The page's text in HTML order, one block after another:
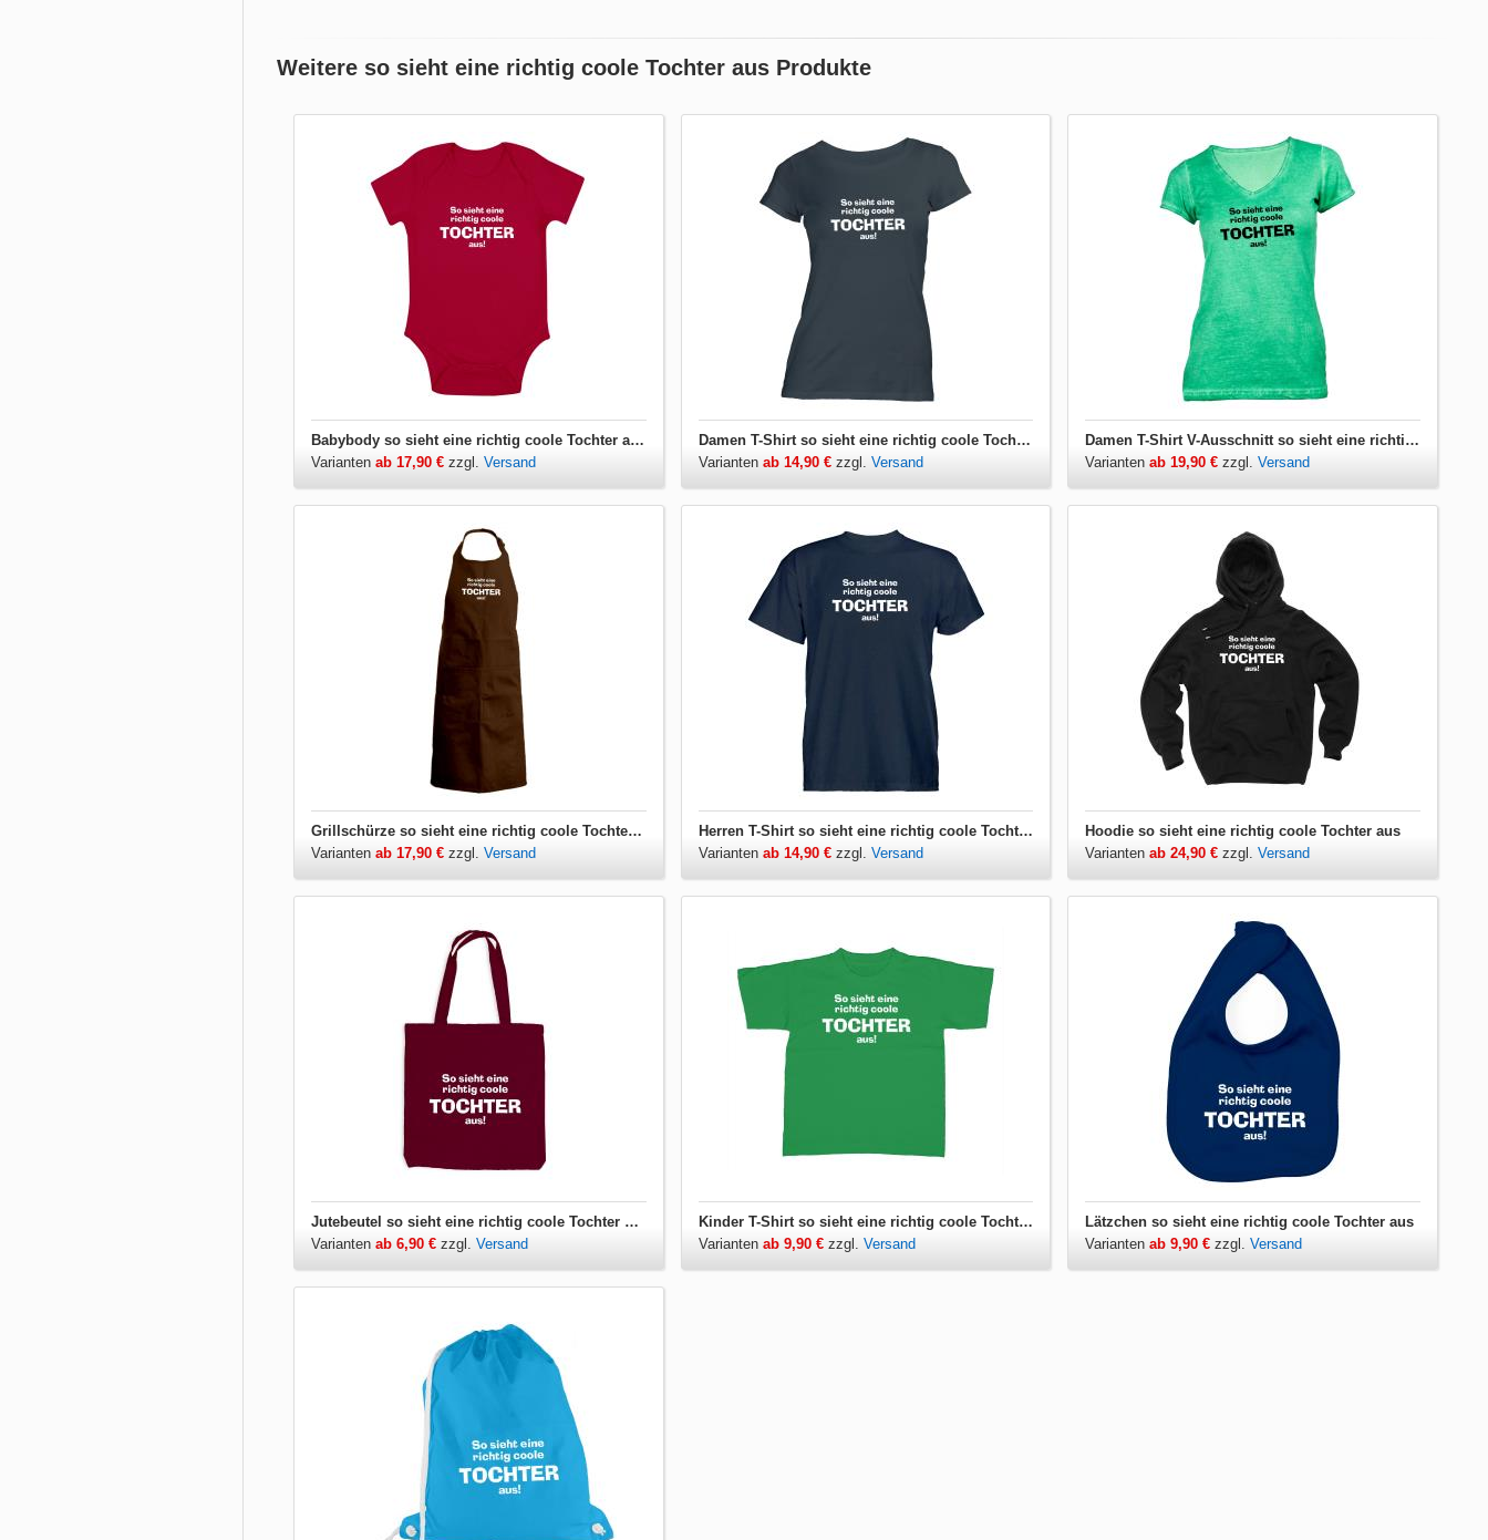
Weitere so sieht eine richtig coole Tochter aus Produkte
Babybody so sieht eine richtig coole Tochter aus
Varianten ab 17,90 € zzgl. Versand
Damen T-Shirt so sieht eine richtig coole Tochter aus
Varianten ab 14,90 €zzgl. Versand
Damen T-Shirt V-Ausschnitt so sieht eine richtig coole Tochter aus
Variantenab 19,90 € zzgl.Versand
Grillschürze so sieht eine richtig coole Tochter aus
Varianten ab 17,90 € zzgl. Versand
Herren T-Shirt so sieht eine richtig coole Tochter aus
Varianten ab 14,90 €zzgl. Versand
Hoodie so sieht eine richtig coole Tochter aus
Variantenab 24,90 € zzgl.Versand
Jutebeutel so sieht eine richtig coole Tochter aus
Varianten ab 6,90 € zzgl. Versand
Kinder T-Shirt so sieht eine richtig coole Tochter aus
Varianten ab 9,90 €zzgl. Versand
Lätzchen so sieht eine richtig coole Tochter aus
Variantenab 9,90 € zzgl.Versand